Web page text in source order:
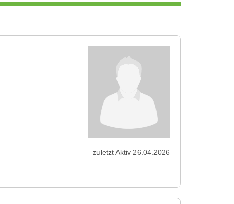
zuletzt Aktiv 26.04.2026